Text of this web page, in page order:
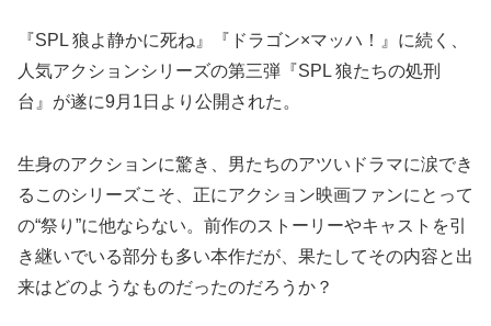
『SPL 狼よ静かに死ね』『ドラゴン×マッハ！』に続く、
人気アクションシリーズの第三弾『SPL 狼たちの処刑
台』が遂に9月1日より公開された。
生身のアクションに驚き、男たちのアツいドラマに涙でき
るこのシリーズこそ、正にアクション映画ファンにとって
の“祭り”に他ならない。前作のストーリーやキャストを引
き継いでいる部分も多い本作だが、果たしてその内容と出
来はどのようなものだったのだろうか？